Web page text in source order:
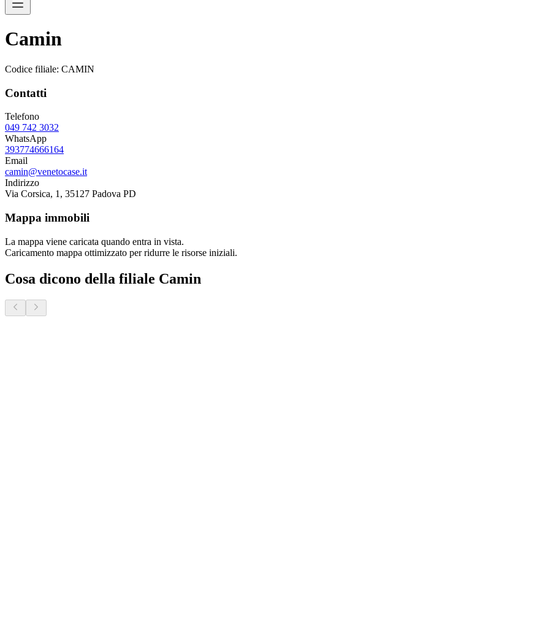
Camin
Codice filiale: CAMIN
Contatti
Telefono
049 742 3032
WhatsApp
393774666164
Email
camin@venetocase.it
Indirizzo
Via Corsica, 1, 35127 Padova PD
Mappa immobili
La mappa viene caricata quando entra in vista.
Caricamento mappa ottimizzato per ridurre le risorse iniziali.
Cosa dicono della filiale Camin